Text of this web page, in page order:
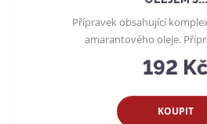
192 Kč
KOUPIT
Přípravek obsahující
amarantového oleje.